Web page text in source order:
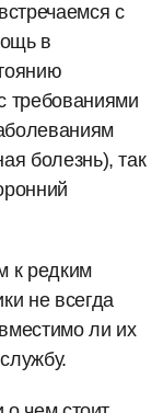
с
в
требованиями
болезнь), так
к редким
не всегда
ли их